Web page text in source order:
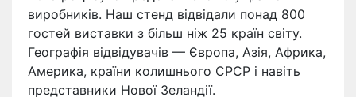
виробників. Наш стенд відвідали понад 800
гостей виставки з більш ніж 25 країн світу.
Географія відвідувачів — Європа, Азія, Африка,
Америка, країни колишнього СРСР і навіть
представники Нової Зеландії.